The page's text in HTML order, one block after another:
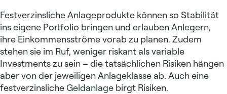
Festverzinsliche Anlageprodukte können so Stabilität
ins eigene Portfolio bringen und erlauben Anlegern,
ihre Einkommensströme vorab zu planen. Zudem
stehen sie im Ruf, weniger riskant als variable
Investments zu sein – die tatsächlichen Risiken hängen
aber von der jeweiligen Anlageklasse ab. Auch eine
festverzinslicheGeldanlage birgt Risiken.